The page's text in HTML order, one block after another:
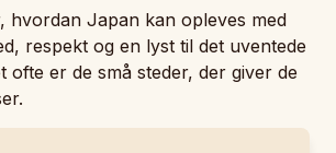
hvordan Japan kan opleves med
respekt og en lyst til det uventede
ofte er de små steder, der giver de